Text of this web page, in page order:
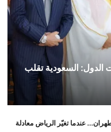
السعودية تقلب
عندما تغيّر الرياض معادلة